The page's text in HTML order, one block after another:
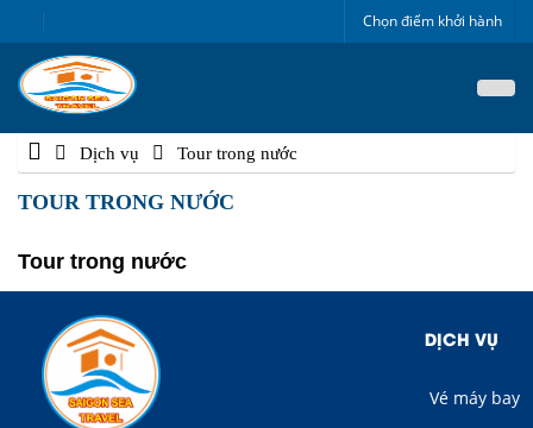
Chọn điểm khởi hành
Dịch vụ Tour trong nước
TOUR TRONG NƯỚC
Tour trong nước
DỊCH VỤ
Vé máy bay